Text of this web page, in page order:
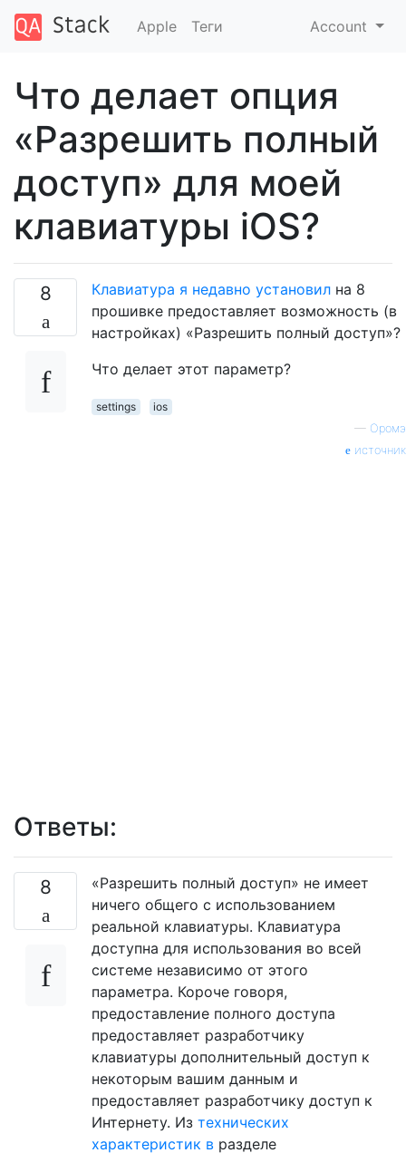
Apple Теги Account
Что делает опция
«Разрешить полный
доступ» для моей
клавиатуры iOS?
8 Клавиатура я недавно установил на 8
прошивке предоставляет возможность (в
настройках) «Разрешить полный доступ»?
Что делает этот параметр?
settings
ios
— Оромэ
источник
Ответы:
8
«Разрешить полный доступ» не имеет
ничего общего с использованием
реальной клавиатуры. Клавиатура
доступна для использования во всей
системе независимо от этого
параметра. Короче говоря,
предоставление полного доступа
предоставляет разработчику
клавиатуры дополнительный доступ к
некоторым вашим данным и
предоставляет разработчику доступ к
Интернету. Из технических
характеристик в разделе